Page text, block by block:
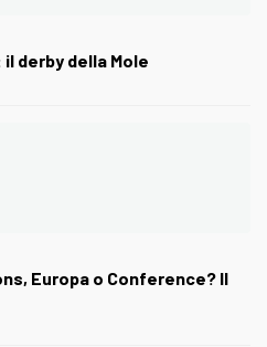
derby della Mole
Europa o Conference? Il